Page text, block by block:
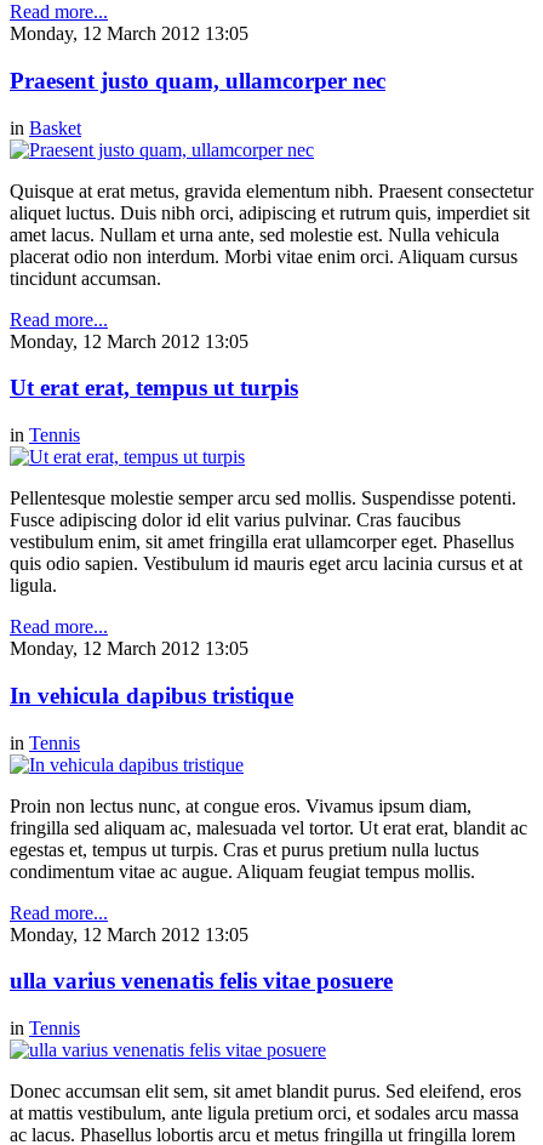
Read more...
Monday, 12 March 2012 13:05
Praesent justo quam, ullamcorper nec
in Basket
Quisque at erat metus, gravida elementum nibh. Praesent consectetur
aliquet luctus. Duis nibh orci, adipiscing et rutrum quis, imperdiet sit
amet lacus. Nullam et urna ante, sed molestie est. Nulla vehicula
placerat odio non interdum. Morbi vitae enim orci. Aliquam cursus
tincidunt accumsan.
Read more...
Monday, 12 March 2012 13:05
Ut erat erat, tempus ut turpis
in Tennis
Pellentesque molestie semper arcu sed mollis. Suspendisse potenti.
Fusce adipiscing dolor id elit varius pulvinar. Cras faucibus
vestibulum enim, sit amet fringilla erat ullamcorper eget. Phasellus
quis odio sapien. Vestibulum id mauris eget arcu lacinia cursus et at
ligula.
Read more...
Monday, 12 March 2012 13:05
In vehicula dapibus tristique
in Tennis
Proin non lectus nunc, at congue eros. Vivamus ipsum diam,
fringilla sed aliquam ac, malesuada vel tortor. Ut erat erat, blandit ac
egestas et, tempus ut turpis. Cras et purus pretium nulla luctus
condimentum vitae ac augue. Aliquam feugiat tempus mollis.
Read more...
Monday, 12 March 2012 13:05
ulla varius venenatis felis vitae posuere
in Tennis
Donec accumsan elit sem, sit amet blandit purus. Sed eleifend, eros
at mattis vestibulum, ante ligula pretium orci, et sodales arcu massa
ac lacus. Phasellus lobortis arcu et metus fringilla ut fringilla lorem